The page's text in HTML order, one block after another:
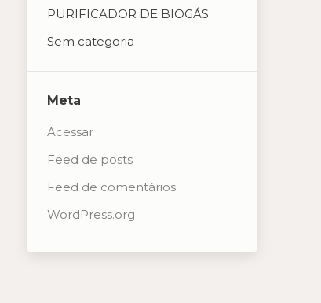
PURIFICADOR DE BIOGÁS
Sem categoria
Meta
Acessar
Feed de posts
Feed de comentários
WordPress.org